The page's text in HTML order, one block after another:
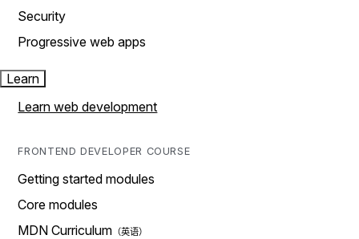
Security
Progressive web apps
Learn
Learn web development
FRONTEND DEVELOPER COURSE
Getting started modules
Core modules
MDN Curriculum